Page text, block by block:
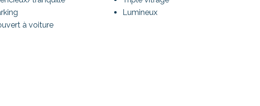
à voiture
Lumineux